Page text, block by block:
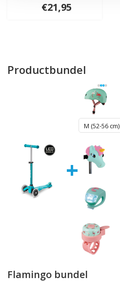
€21,95
Productbundel
+
M (52-56 cm)
Flamingo bundel